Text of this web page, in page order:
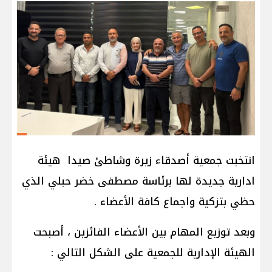
انتخبت جمعية أصدقاء زيرة وشاطئ صيدا هيئة
ادارية جديدة لها برئاسة مصطفى خضر حبلي الذي
حظي بتزكية واجماع كافة الأعضاء .
وبعد توزيع المهام بين الأعضاء الفائزين ، أصبحت
الهيئة الإدارية للجمعية على الشكل التالي :